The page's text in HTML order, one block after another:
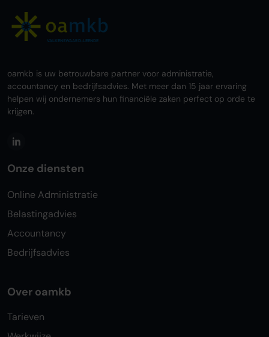
VALKENSWAARD-LEENDE
oamkb is uw betrouwbare partner voor administratie,
accountancy en bedrijfsadvies. Met meer dan 15 jaar ervaring
helpen wij ondernemers hun financiële zaken perfect op orde te
krijgen.
Onze diensten
Online Administratie
Belastingadvies
Accountancy
Bedrijfsadvies
Over oamkb
Tarieven